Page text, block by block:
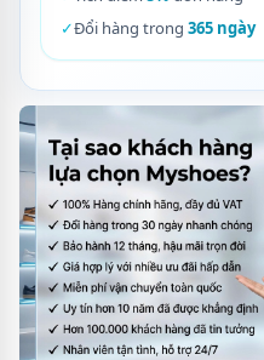
✓Đổi hàng trong 365 ngày